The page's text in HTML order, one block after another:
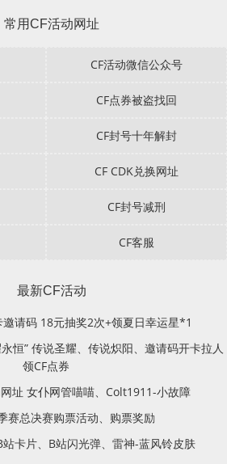
常用CF活动网址
CF活动微信公众号
CF点券被盗找回
CF封号十年解封
CF CDK兑换网址
CF封号减刑
CF客服
最新CF活动
邀请码 18元抽奖2次+领夏日幸运星*1
恒” 传说圣耀、传说炽阳、邀请码开卡拉人
领CF点券
址 女仆网管喵喵、Colt1911-小故障
赛总决赛购票活动、购票奖励
站卡片、B站闪光弹、雷神-蓝风铃皮肤